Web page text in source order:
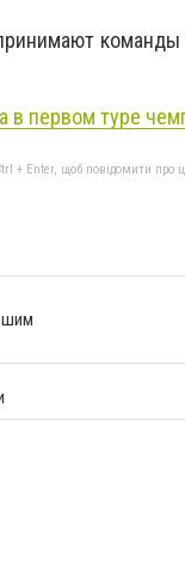
в первом туре
+ Enter, щоб повідомити про